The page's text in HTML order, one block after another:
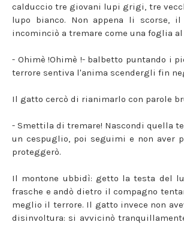
calduccio tre giovani lupi grigi, tre
lupo bianco. Non appena li scorse, il
incominciò a tremare come una foglia al
- Ohimè !Ohimè !- balbetto puntando i
terrore sentiva l'anima scendergli fin
Il gatto cercò di rianimarlo con parole
- Smettila di tremare! Nascondi quella
un cespuglio, poi seguimi e non aver
proteggerò.
Il montone ubbidì: getto la testa del
frasche e andò dietro il compagno
meglio il terrore. Il gatto invece non
disinvoltura: si avvicinò